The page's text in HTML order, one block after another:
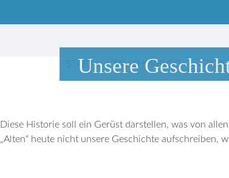
START TAUCHERBLOG
Unsere
Diese Historie soll ein Gerüst darstellen, was von
„Alten“ heute nicht unsere Geschichte aufschreiben,